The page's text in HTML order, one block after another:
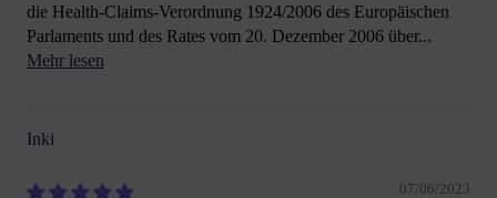
die Health-Claims-Verordnung 1924/2006 des Europäischen
Parlaments und des Rates vom 20. Dezember 2006 über...
Mehr lesen
Inki
07/06/2023